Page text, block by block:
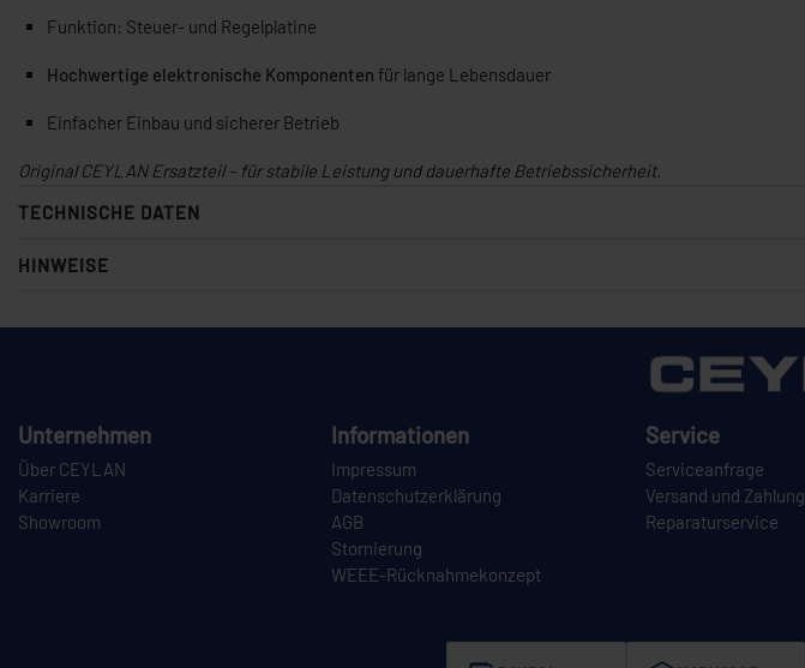
Funktion: Steuer- und Regelplatine
Hochwertige elektronische Komponenten für lange Lebensdauer
Einfacher Einbau und sicherer Betrieb
Original CEYLAN Ersatzteil – für stabile Leistung und dauerhafte Betriebssicherheit.
TECHNISCHE DATEN
HINWEISE
Unternehmen
Über CEYLAN
Karriere
Showroom
Informationen
Impressum
Datenschutzerklärung
AGB
Stornierung
WEEE-Rücknahmekonzept
Service
Serviceanfrage
Versand und Zahlung
Reparaturservice